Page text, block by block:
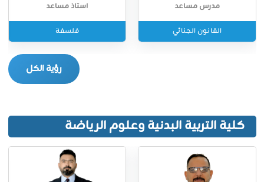
مدرس مساعد
القانون الجنائي
استاذ مساعد
فلسفة
رؤية الكل
كلية التربية البدنية وعلوم الرياضة